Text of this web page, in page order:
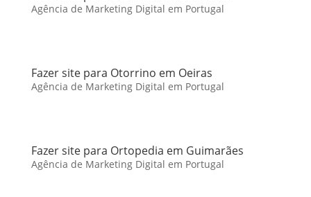
Agência de Marketing Digital em Portugal
Fazer site para Otorrino em Oeiras
Agência de Marketing Digital em Portugal
Fazer site para Ortopedia em Guimarães
Agência de Marketing Digital em Portugal